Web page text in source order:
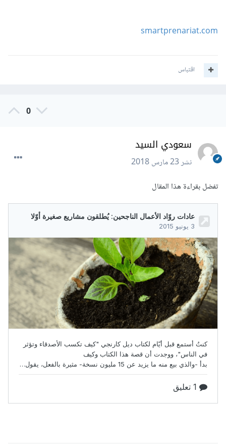
smartprenariat.com
اقتباس
0
سعودي السيد
نشر23 مارس 2018
تفضل بقراءة هذا المقال